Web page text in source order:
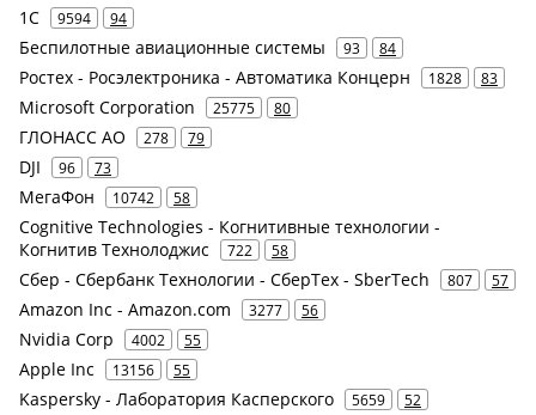
1С 9594 94
Беспилотные авиационные системы 93 84
Ростех - Росэлектроника - Автоматика Концерн 1828 83
Microsoft Corporation 25775 80
ГЛОНАСС АО 278 79
DJI 96 73
МегаФон 10742 58
Cognitive Technologies - Когнитивные технологии -
Когнитив Технолоджис
722 58
Сбер - Сбербанк Технологии - СберТех - SberTech 807 57
Amazon Inc - Amazon.com 3277 56
Nvidia Corp 4002 55
Apple Inc 13156 55
Kaspersky - Лаборатория Касперского 5659 52